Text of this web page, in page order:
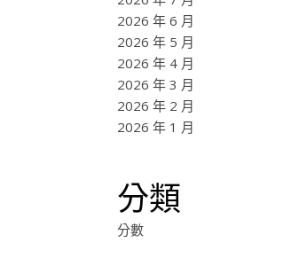
2026 年 6 月
2026 年 5 月
2026 年 4 月
2026 年 3 月
2026 年 2 月
2026 年 1 月
分類
分數